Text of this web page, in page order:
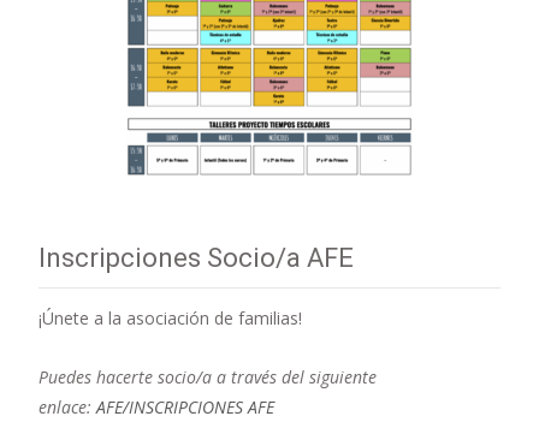
Inscripciones Socio/a AFE
¡Únete a la asociación de familias!
Puedes hacerte socio/a a través del siguiente
enlace: AFE/INSCRIPCIONES AFE